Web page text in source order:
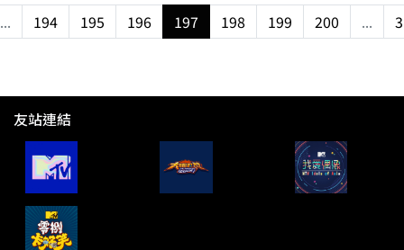
... 194 195 196 197 198 199 200 ...
友站連結